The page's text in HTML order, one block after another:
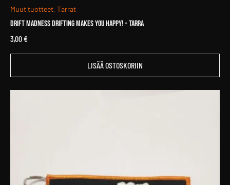
Muut tuotteet, Tarrat
Drift Madness Drifting makes you happy! – tarra
3,00€
LISÄÄ OSTOSKORIIN